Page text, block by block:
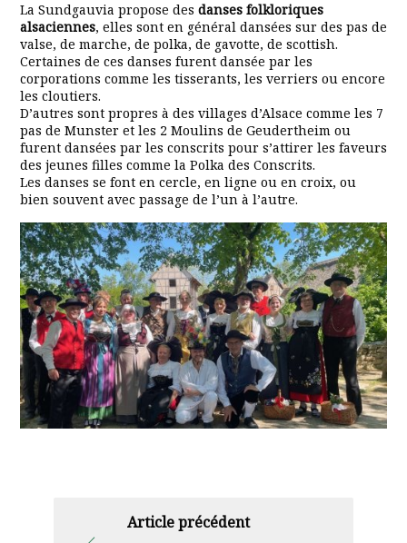
La Sundgauvia propose des danses folkloriques
alsaciennes, elles sont en général dansées sur des pas de
valse, de marche, de polka, de gavotte, de scottish.
Certaines de ces danses furent dansée par les
corporations comme les tisserants, les verriers ou encore
les cloutiers.
D’autres sont propres à des villages d’Alsace comme les 7
pas de Munster et les 2 Moulins de Geudertheim ou
furent dansées par les conscrits pour s’attirer les faveurs
des jeunes filles comme la Polka des Conscrits.
Les danses se font en cercle, en ligne ou en croix, ou
bien souvent avec passage de l’un à l’autre.
Article précédent